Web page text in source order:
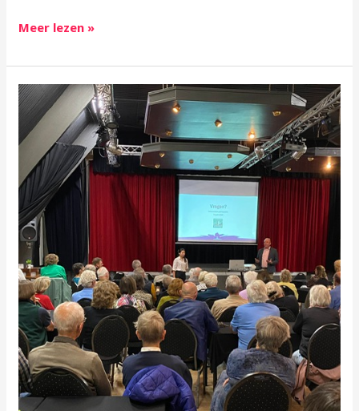
Meer lezen »
Uitslag
enquête